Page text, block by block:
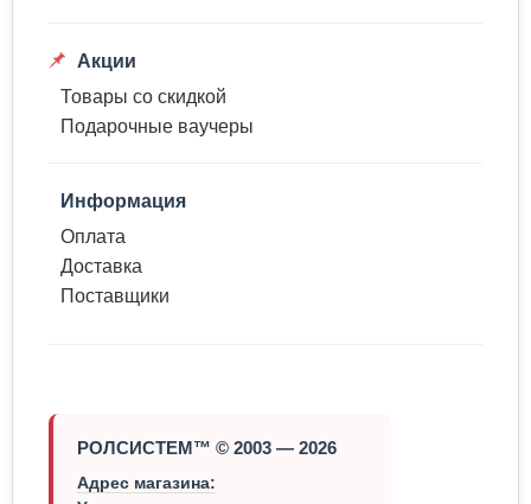
Акции
Товары со скидкой
Подарочные ваучеры
Информация
Оплата
Доставка
Поставщики
РОЛСИСТЕМ™ © 2003 — 2026
Адрес магазина: